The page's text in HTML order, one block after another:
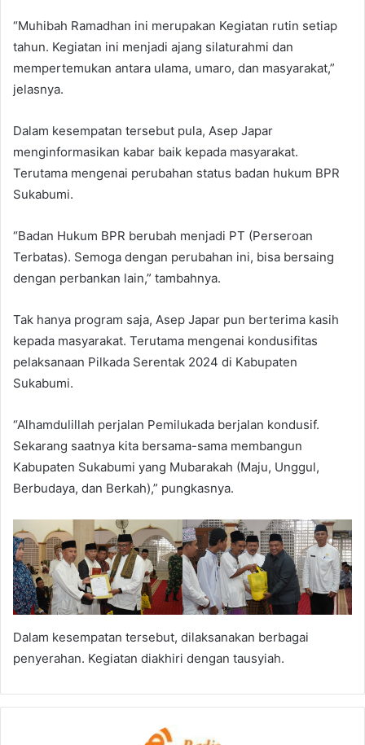
“Muhibah Ramadhan ini merupakan Kegiatan rutin setiap
tahun. Kegiatan ini menjadi ajang silaturahmi dan
mempertemukan antara ulama, umaro, dan masyarakat,”
jelasnya.
Dalam kesempatan tersebut pula, Asep Japar
menginformasikan kabar baik kepada masyarakat.
Terutama mengenai perubahan status badan hukum BPR
Sukabumi.
“Badan Hukum BPR berubah menjadi PT (Perseroan
Terbatas). Semoga dengan perubahan ini, bisa bersaing
dengan perbankan lain,” tambahnya.
Tak hanya program saja, Asep Japar pun berterima kasih
kepada masyarakat. Terutama mengenai kondusifitas
pelaksanaan Pilkada Serentak 2024 di Kabupaten
Sukabumi.
“Alhamdulillah perjalan Pemilukada berjalan kondusif.
Sekarang saatnya kita bersama-sama membangun
Kabupaten Sukabumi yang Mubarakah (Maju, Unggul,
Berbudaya, dan Berkah),” pungkasnya.
Dalam kesempatan tersebut, dilaksanakan berbagai
penyerahan. Kegiatan diakhiri dengan tausyiah.